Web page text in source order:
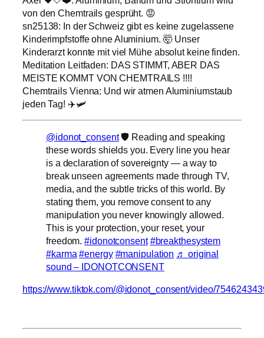
von den Chemtrails gesprüht. 😡
sn25138: In der Schweiz gibt es keine zugelassene
Kinderimpfstoffe ohne Aluminium. 🤯 Unser
Kinderarzt konnte mit viel Mühe absolut keine finden.
Meditation Leitfaden: DAS STIMMT, ABER DAS
MEISTE KOMMT VON CHEMTRAILS !!!!
Chemtrails Vienna: Und wir atmen Aluminiumstaub
jeden Tag! ✈️🛩
@idonot_consent🛡️ Reading and speaking
these words shields you. Every line you hear
is a declaration of sovereignty — a way to
break unseen agreements made through TV,
media, and the subtle tricks of this world. By
stating them, you remove consent to any
manipulation you never knowingly allowed.
This is your protection, your reset, your
freedom.#idonotconsent #breakthesystem
#karma #energy #manipulation ♬ original
sound – IDONOTCONSENT
https://www.tiktok.com/@idonot_consent/video/